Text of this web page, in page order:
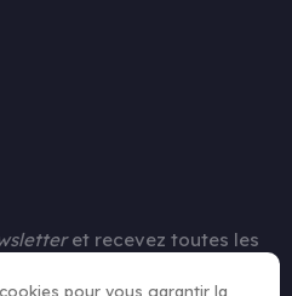
pour vous garantir la
et recevez toutes les